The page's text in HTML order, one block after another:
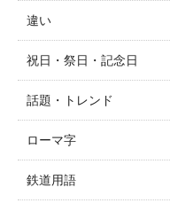
違い
祝日・祭日・記念日
話題・トレンド
ローマ字
鉄道用語